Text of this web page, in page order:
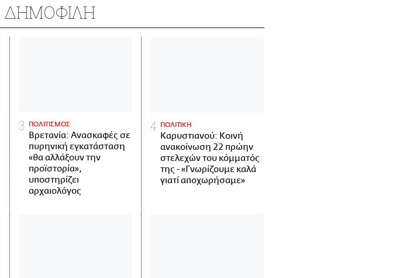
ΔΗΜΟΦΙΛΗ
ΠΟΛΙΤΙΣΜΟΣ
Βρετανία: Ανασκαφές σε
πυρηνική εγκατάσταση
«θα αλλάξουν την
προϊστορία»,
υποστηρίζει
αρχαιολόγος
ΠΟΛΙΤΙΚΗ
Καρυστιανού: Κοινή
ανακοίνωση 22 πρώην
στελεχών του κόμματός
της - «Γνωρίζουμε καλά
γιατί αποχωρήσαμε»